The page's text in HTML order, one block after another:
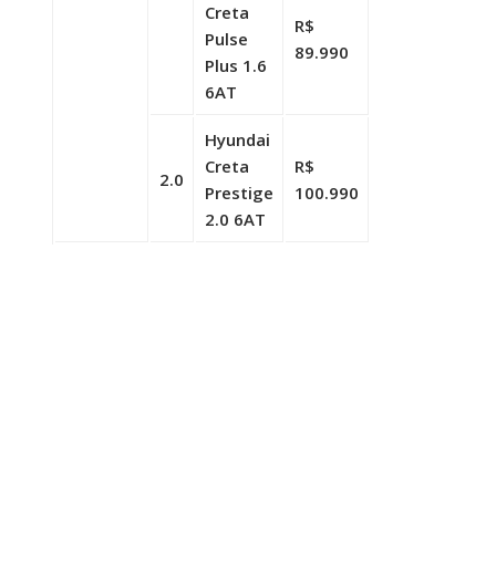
Creta
Pulse
Plus 1.6
6AT
R$
89.990
2.0
Hyundai
Creta
Prestige
2.0 6AT
R$
100.990